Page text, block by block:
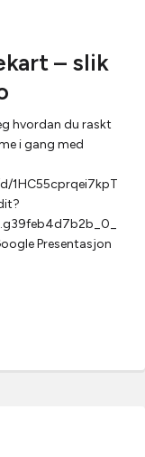
– slik
hvordan du raskt
i gang med
1HC55cprqei7kpT
Presentasjon